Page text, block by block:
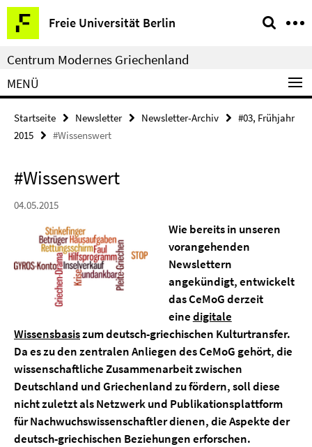
Springe
direkt
zu
Inhalt
Freie Universität Berlin
Service-
Navigation
Centrum Modernes Griechenland
MENÜ
Startseite Newsletter Newsletter-Archiv
#03, Frühjahr
2015
#Wissenswert
#Wissenswert
04.05.2015
Wie bereits in unseren
vorangehenden
Newslettern
angekündigt, entwickelt
das CeMoG derzeit
einedigitale
Wissensbasiszum deutsch-griechischen Kulturtransfer.
Da es zu den zentralen Anliegen des CeMoG gehört, die
wissenschaftliche Zusammenarbeit zwischen
Deutschland und Griechenlandzu fördern, soll diese
nicht zuletzt alsNetzwerk und Publikationsplattform
für Nachwuchswissenschaftlerdienen, die Aspekte der
deutsch-griechischen Beziehungen erforschen.